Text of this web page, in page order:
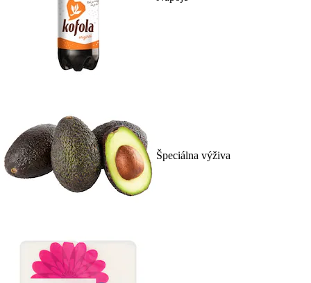
Špeciálna výživa